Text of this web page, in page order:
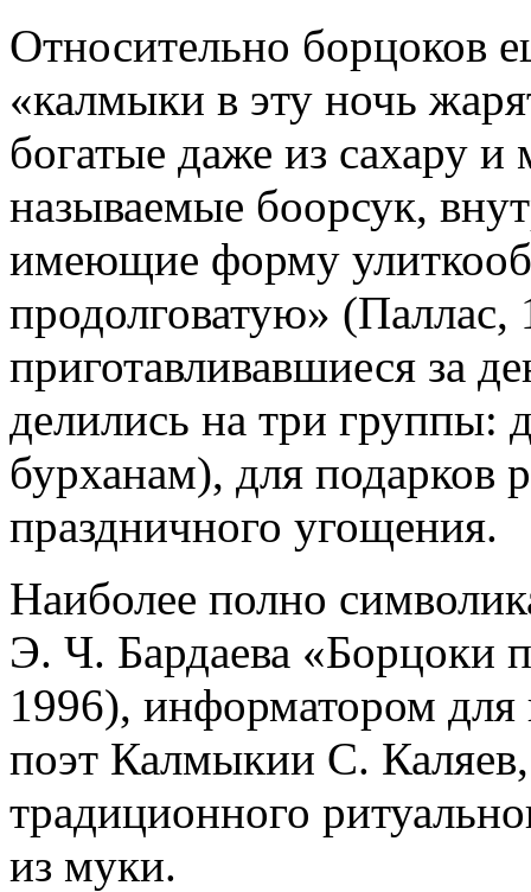
Относительно борцоков
«калмыки в эту ночь
богатые даже из сахару
называемые боорсук,
имеющие форму
продолговатую»
приготавливавшиеся за
делились на три группы:
бурханам), для подарков
праздничного угощения.
Наиболее полно
Э. Ч. Бардаева «Борцоки
1996), информатором для
поэт Калмыкии С.
традиционного
из муки.